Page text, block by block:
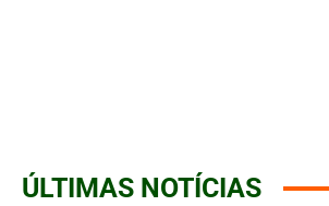
ÚLTIMAS NOTÍCIAS